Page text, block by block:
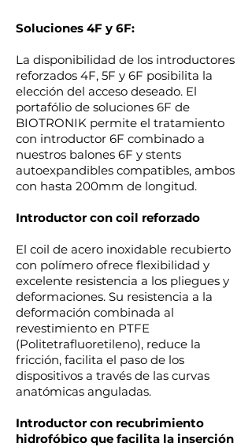
Soluciones 4F y 6F:
La disponibilidad de los introductores
reforzados 4F, 5F y 6F posibilita la
elección del acceso deseado. El
portafólio de soluciones 6F de
BIOTRONIK permite el tratamiento
con introductor 6F combinado a
nuestros balones 6F y stents
autoexpandibles compatibles, ambos
con hasta 200mm de longitud.
Introductor con coil reforzado
El coil de acero inoxidable recubierto
con polímero ofrece flexibilidad y
excelente resistencia a los pliegues y
deformaciones. Su resistencia a la
deformación combinada al
revestimiento en PTFE
(Politetrafluoretileno), reduce la
fricción, facilita el paso de los
dispositivos a través de las curvas
anatómicas anguladas.
Introductor con recubrimiento
hidrofóbico que facilita la inserción